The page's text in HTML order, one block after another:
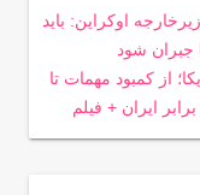
اوکراین: باید
جبران شود
از کمبود مهمات تا
ایران + فیلم